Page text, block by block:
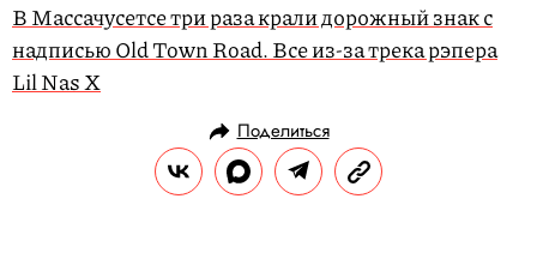
В Массачусетсе три раза крали дорожный знак с
надписью Old Town Road. Все из-за трека рэпера
Lil Nas X
Поделиться